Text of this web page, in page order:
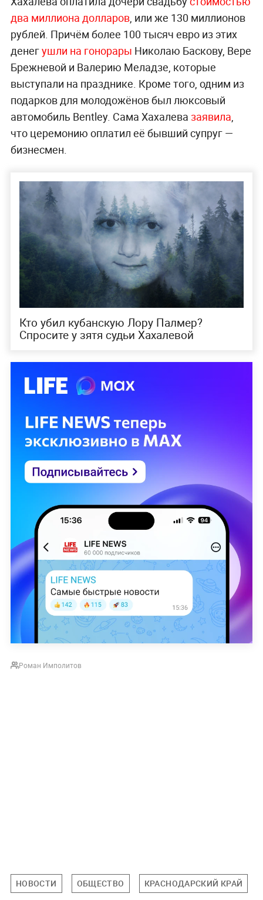
два миллиона долларов, или же 130 миллионов
рублей. Причём более 100 тысяч евро из этих
денегушли на гонорары Николаю Баскову, Вере
Брежневой и Валерию Меладзе, которые
выступали на празднике. Кроме того, одним из
подарков для молодожёнов был люксовый
автомобиль Bentley. Сама Хахалева заявила,
что церемонию оплатил её бывший супруг —
бизнесмен.
Кто убил кубанскую Лору Палмер?
Спросите у зятя судьи Хахалевой
Роман Имполитов
НОВОСТИ ОБЩЕСТВО КРАСНОДАРСКИЙ КРАЙ